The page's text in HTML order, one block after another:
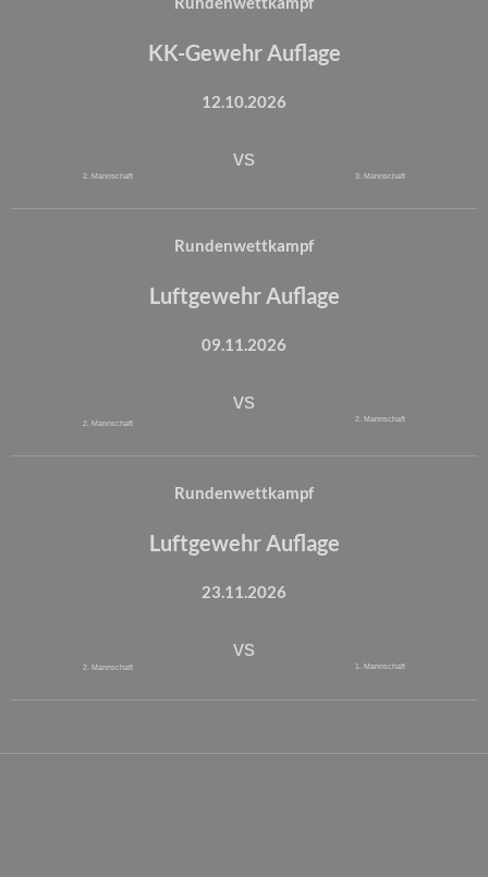
KK-Gewehr Auflage
12.10.2026
2. Mannschaft
vs
3. Mannschaft
Rundenwettkampf
Luftgewehr Auflage
09.11.2026
2. Mannschaft
vs
2. Mannschaft
Rundenwettkampf
Luftgewehr Auflage
23.11.2026
2. Mannschaft
vs
1. Mannschaft